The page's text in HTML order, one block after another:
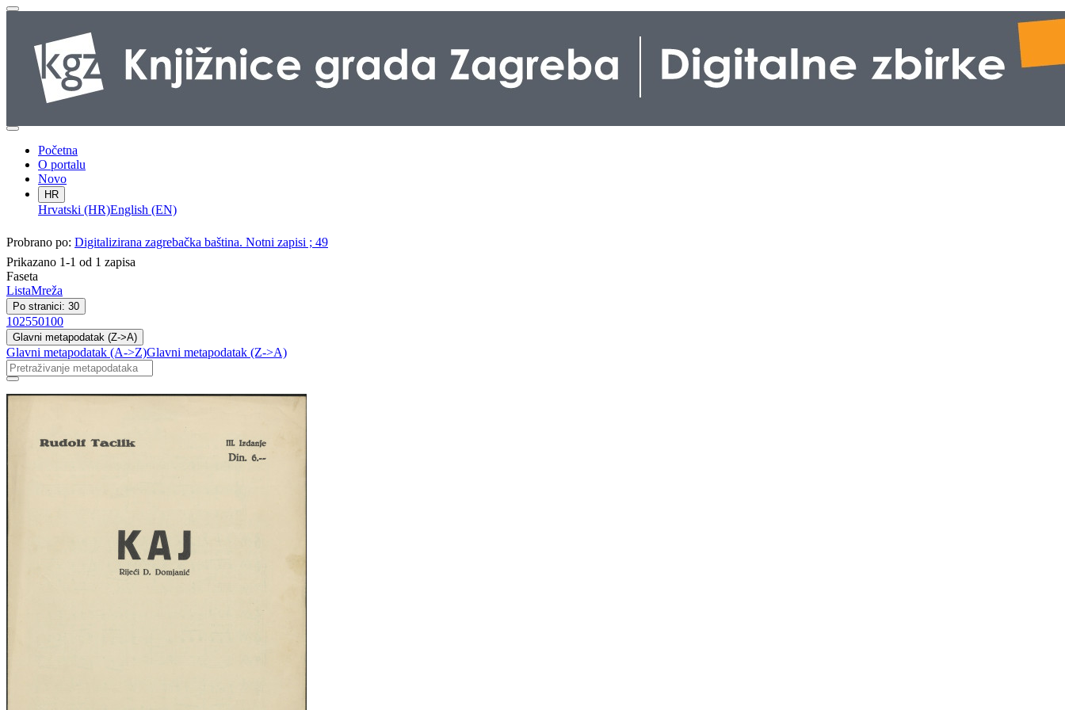
Početna
O portalu
Novo
HR
Hrvatski (HR)English (EN)
Probrano po: Digitalizirana zagrebačka baština. Notni zapisi ; 49
Prikazano 1-1 od 1 zapisa
Faseta
ListaMreža
Po stranici: 30
102550100
Glavni metapodatak (Z->A)
Glavni metapodatak (A->Z)Glavni metapodatak (Z->A)